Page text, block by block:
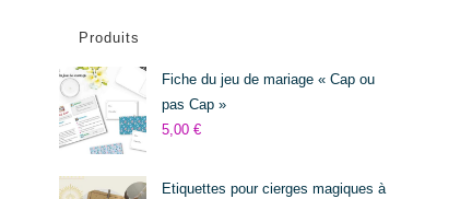
Produits
Fiche du jeu de mariage « Cap ou
pas Cap »
5,00 €
Etiquettes pour cierges magiques à